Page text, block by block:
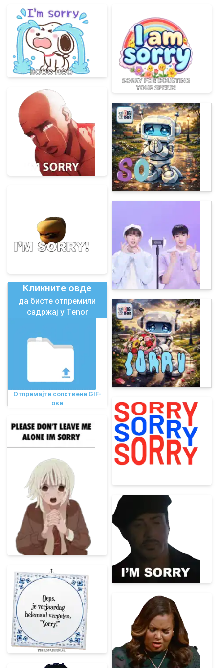
Кликните овде
да бисте отпремили
садржај у Tenor
Отпремајте сопствене GIF-
ове